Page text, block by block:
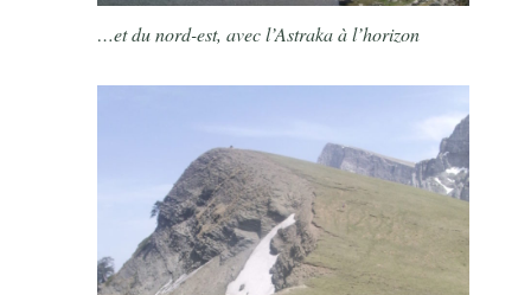
…et du nord-est, avec l’Astraka à l’horizon